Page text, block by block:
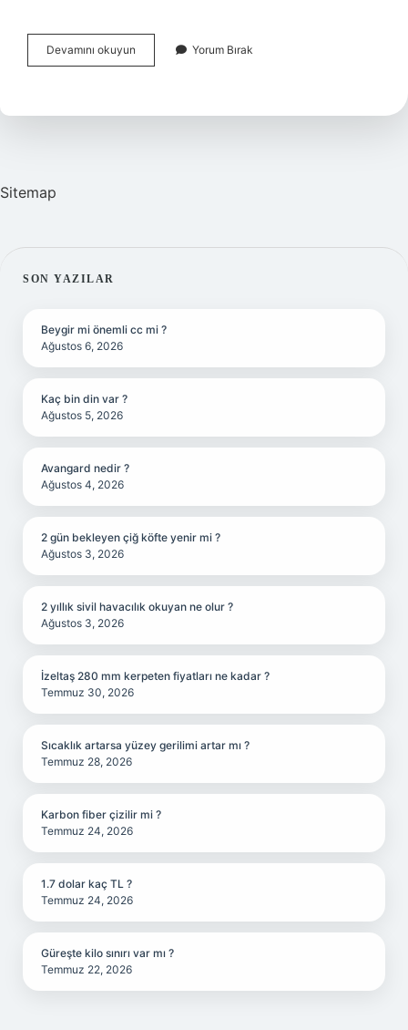
Devamını okuyun
Türkçe
Yorum Bırak
Sitemap
SIDEBAR
SON YAZILAR
Beygir mi önemli cc mi ?
Ağustos 6, 2026
Kaç bin din var ?
Ağustos 5, 2026
Avangard nedir ?
Ağustos 4, 2026
2 gün bekleyen çiğ köfte yenir mi ?
Ağustos 3, 2026
2 yıllık sivil havacılık okuyan ne olur ?
Ağustos 3, 2026
İzeltaş 280 mm kerpeten fiyatları ne kadar ?
Temmuz 30, 2026
Sıcaklık artarsa yüzey gerilimi artar mı ?
Temmuz 28, 2026
Karbon fiber çizilir mi ?
Temmuz 24, 2026
1.7 dolar kaç TL ?
Temmuz 24, 2026
Güreşte kilo sınırı var mı ?
Temmuz 22, 2026